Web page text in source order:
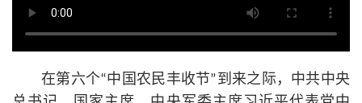
在第六个“中国农民丰收节”到来之际，中共中央